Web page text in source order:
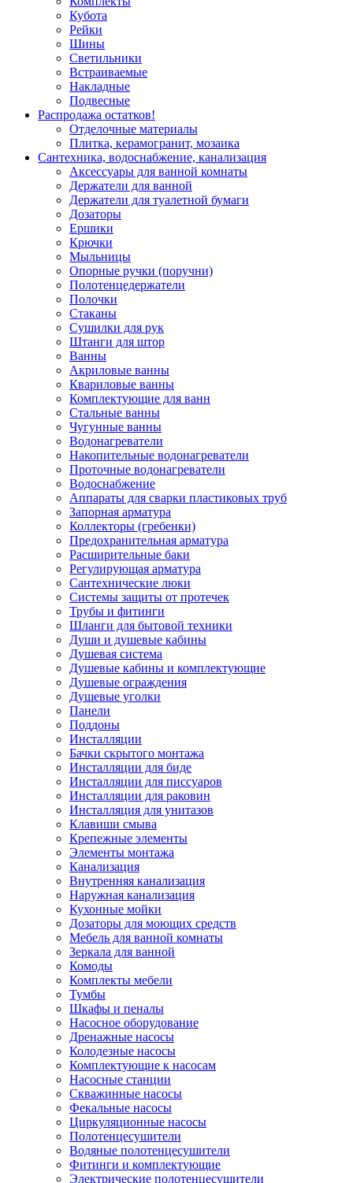
Кубота
Рейки
Шины
Светильники
Встраиваемые
Накладные
Подвесные
Распродажа остатков!
Отделочные материалы
Плитка, керамогранит, мозаика
Сантехника, водоснабжение, канализация
Аксессуары для ванной комнаты
Держатели для ванной
Держатели для туалетной бумаги
Дозаторы
Ершики
Крючки
Мыльницы
Опорные ручки (поручни)
Полотенцедержатели
Полочки
Стаканы
Сушилки для рук
Штанги для штор
Ванны
Акриловые ванны
Квариловые ванны
Комплектующие для ванн
Стальные ванны
Чугунные ванны
Водонагреватели
Накопительные водонагреватели
Проточные водонагреватели
Водоснабжение
Аппараты для сварки пластиковых труб
Запорная арматура
Коллекторы (гребенки)
Предохранительная арматура
Расширительные баки
Регулирующая арматура
Сантехнические люки
Системы защиты от протечек
Трубы и фитинги
Шланги для бытовой техники
Души и душевые кабины
Душевая система
Душевые кабины и комплектующие
Душевые ограждения
Душевые уголки
Панели
Поддоны
Инсталляции
Бачки скрытого монтажа
Инсталляции для биде
Инсталляции для писсуаров
Инсталляции для раковин
Инсталляция для унитазов
Клавиши смыва
Крепежные элементы
Элементы монтажа
Канализация
Внутренняя канализация
Наружная канализация
Кухонные мойки
Дозаторы для моющих средств
Мебель для ванной комнаты
Зеркала для ванной
Комоды
Комплекты мебели
Тумбы
Шкафы и пеналы
Насосное оборудование
Дренажные насосы
Колодезные насосы
Комплектующие к насосам
Насосные станции
Скважинные насосы
Фекальные насосы
Циркуляционные насосы
Полотенцесушители
Водяные полотенцесушители
Фитинги и комплектующие
Электрические полотенцесушители